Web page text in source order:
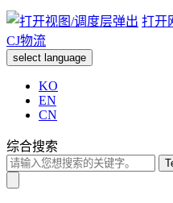
打开
CJ物流
select language
KO
EN
CN
综合搜索